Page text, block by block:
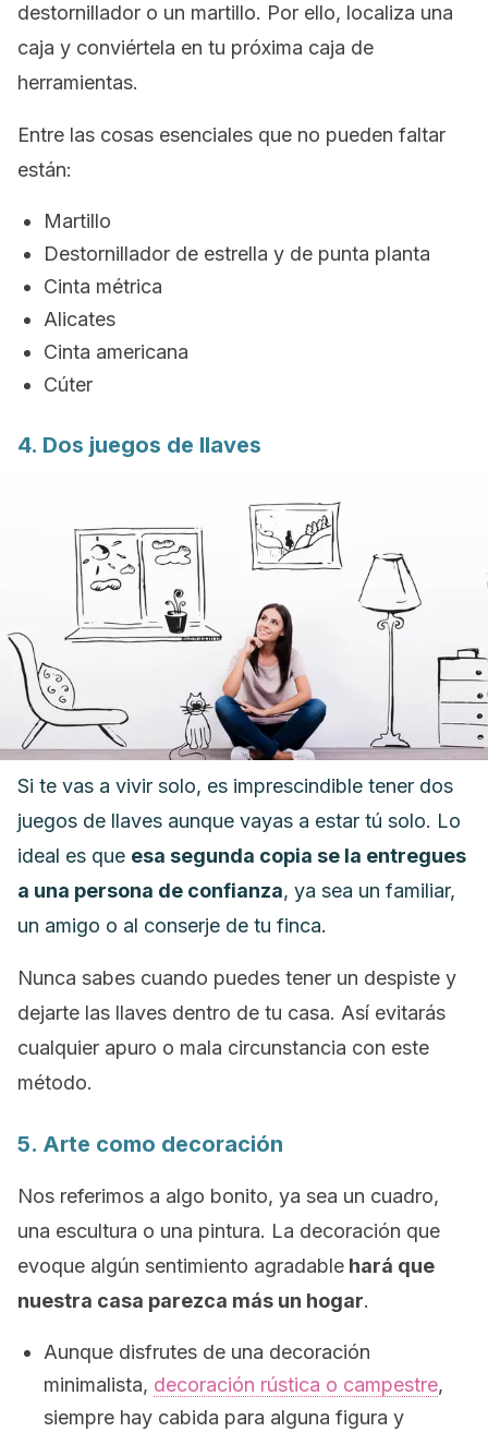
destornillador o un martillo. Por ello, localiza una
caja y conviértela en tu próxima caja de
herramientas.
Entre las cosas esenciales que no pueden faltar
están:
Martillo
Destornillador de estrella y de punta planta
Cinta métrica
Alicates
Cinta americana
Cúter
4. Dos juegos de llaves
Si te vas a vivir solo, es imprescindible tener dos
juegos de llaves aunque vayas a estar tú solo. Lo
ideal es que esa segunda copia se la entregues
a una persona de confianza, ya sea un familiar,
un amigo o al conserje de tu finca.
Nunca sabes cuando puedes tener un despiste y
dejarte las llaves dentro de tu casa. Así evitarás
cualquier apuro o mala circunstancia con este
método.
5. Arte como decoración
Nos referimos a algo bonito, ya sea un cuadro,
una escultura o una pintura. La decoración que
evoque algún sentimiento agradable hará que
nuestra casa parezca más un hogar.
Aunque disfrutes de una decoración
minimalista, decoración rústica o campestre,
siempre hay cabida para alguna figura y